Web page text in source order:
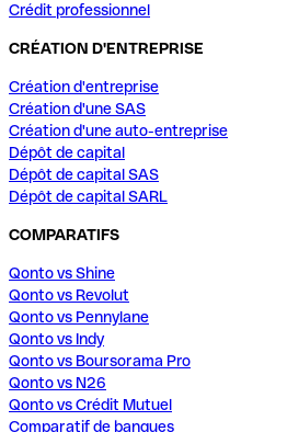
Crédit professionnel
CRÉATION D'ENTREPRISE
Création d'entreprise
Création d'une SAS
Création d'une auto-entreprise
Dépôt de capital
Dépôt de capital SAS
Dépôt de capital SARL
COMPARATIFS
Qonto vs Shine
Qonto vs Revolut
Qonto vs Pennylane
Qonto vs Indy
Qonto vs Boursorama Pro
Qonto vs N26
Qonto vs Crédit Mutuel
Comparatif de banques